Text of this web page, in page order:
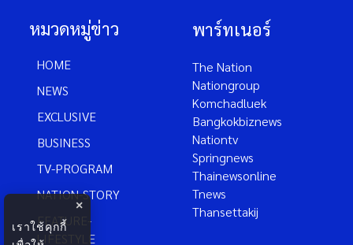
หมวดหมู่ข่าว
HOME
NEWS
EXCLUSIVE
BUSINESS
TV-PROGRAM
NATION-STORY
FEATURE-
LIFESTYLE
พาร์ทเนอร์
The Nation
Nationgroup
Komchadluek
Bangkokbiznews
Nationtv
Springnews
Thainewsonline
Tnews
Thansettakij
×
เราใช้คุกกี้